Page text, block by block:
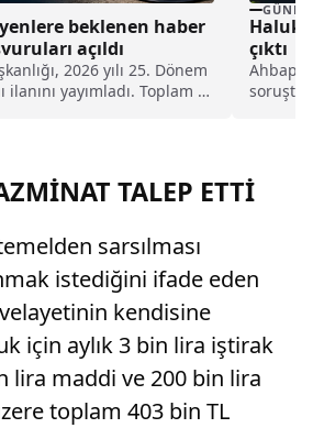
beklenen haber
açıldı
2026 yılı 25. Dönem
ilanını yayımladı. Toplam 3
Haluk
çıktı
Ahbap
fadesine
TALEP ETTİ
sarsılması
istediğini ifade eden
kendisine
için aylık 3 bin lira iştirak
lira maddi ve 200 bin lira
toplam 403 bin TL